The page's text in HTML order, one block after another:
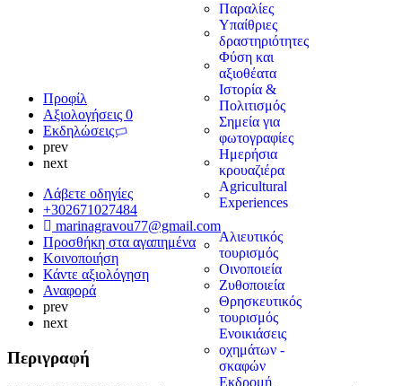
Παραλίες
Υπαίθριες
δραστηριότητες
Φύση και
αξιοθέατα
Ιστορία &
Πολιτισμός
Σημεία για
φωτογραφίες
Ημερήσια
κρουαζιέρα
Agricultural
Experiences
Αλιευτικός
τουρισμός
Οινοποιεία
Ζυθοποιεία
Θρησκευτικός
τουρισμός
Ενοικιάσεις
οχημάτων -
σκαφών
Εκδρομή
Προφίλ
Αξιολογήσεις 0
Εκδηλώσεις
prev
next
Λάβετε οδηγίες
+302671027484
marinagravou77@gmail.com
Προσθήκη στα αγαπημένα
Κοινοποιήση
Κάντε αξιολόγηση
Αναφορά
prev
next
Περιγραφή